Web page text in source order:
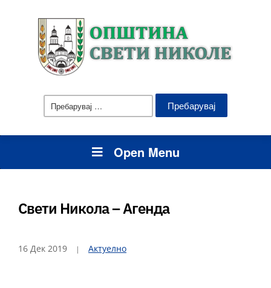
Пребарувај
за:
Open Menu
Свети Никола – Агенда
16 Дек 2019 Актуелно